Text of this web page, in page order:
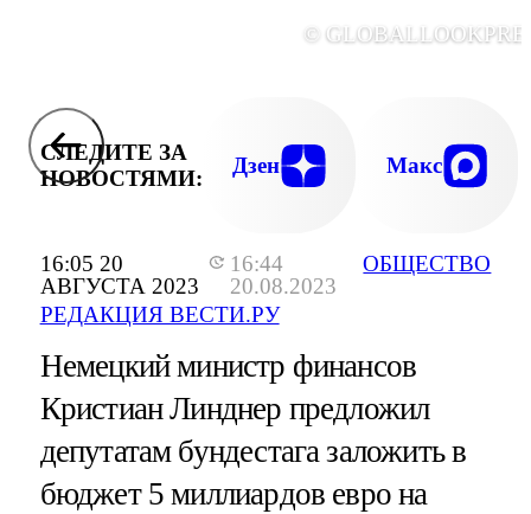
16:05 20
АВГУСТА 2023
16:44
20.08.2023
РЕДАКЦИЯ ВЕСТИ.РУ
ОБЩЕСТВО
©
СЛЕДИТЕ ЗА
НОВОСТЯМИ:
Дзен Макс
Немецкий министр финансов
Кристиан Линднер предложил
депутатам бундестага заложить в
бюджет 5 миллиардов евро на